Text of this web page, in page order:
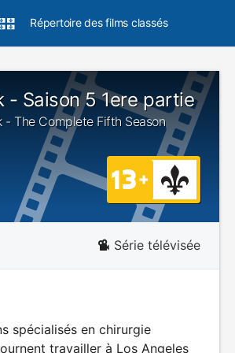
Répertoire des films classés
- Saison 5 1ere partie
- The Complete Fifth Season
Série télévisée
spécialisés en chirurgie
travailler à Los Angeles